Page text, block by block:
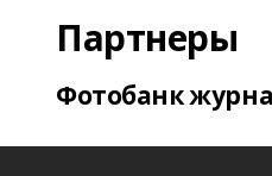
Партнеры
Фотобанк